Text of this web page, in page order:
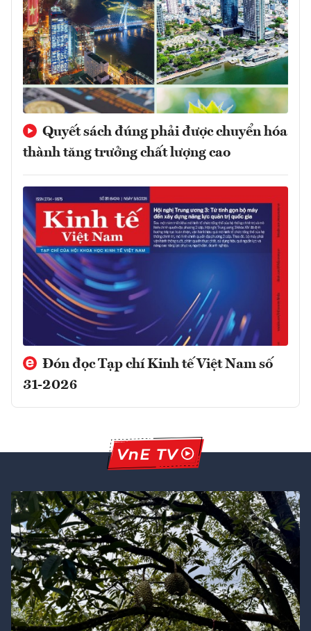
Quyết sách đúng phải được chuyển hóa
thành tăng trưởng chất lượng cao
Đón đọc Tạp chí Kinh tế Việt Nam số
31-2026